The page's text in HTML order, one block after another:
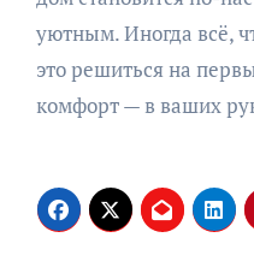
уютным. Иногда всё,
это решиться на
комфорт — в ваших